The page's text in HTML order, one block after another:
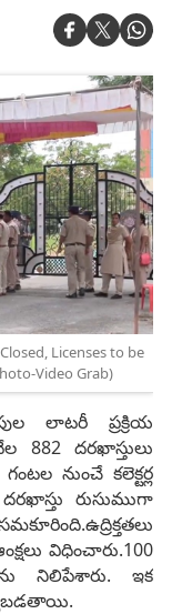
Licenses to be
Video Grab)
లాటరీ ప్రక్రియ
882 దరఖాస్తులు
నుంచే కలెక్టర్ల
రుసుముగా
విధించారు.100
నిలిపేశారు. ఇక